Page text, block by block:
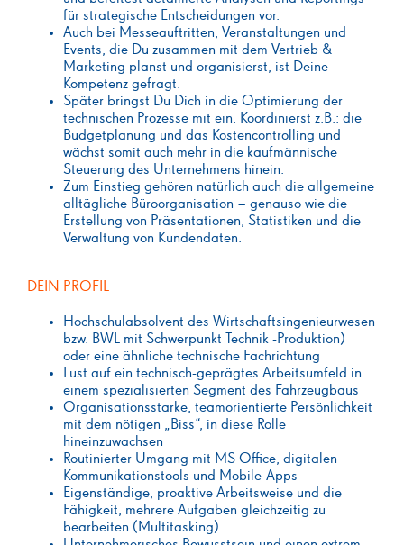
für strategische Entscheidungen vor.
Auch bei Messeauftritten, Veranstaltungen und
Events, die Du zusammen mit dem Vertrieb &
Marketing planst und organisierst, ist Deine
Kompetenz gefragt.
Später bringst Du Dich in die Optimierung der
technischen Prozesse mit ein. Koordinierst z.B.: die
Budgetplanung und das Kostencontrolling und
wächst somit auch mehr in die kaufmännische
Steuerung des Unternehmens hinein.
Zum Einstieg gehören natürlich auch die allgemeine
alltägliche Büroorganisation – genauso wie die
Erstellung von Präsentationen, Statistiken und die
Verwaltung von Kundendaten.
DEIN PROFIL
Hochschulabsolvent des Wirtschaftsingenieurwesen
bzw. BWL mit Schwerpunkt Technik -Produktion)
oder eine ähnliche technische Fachrichtung
Lust auf ein technisch-geprägtes Arbeitsumfeld in
einem spezialisierten Segment des Fahrzeugbaus
Organisationsstarke, teamorientierte Persönlichkeit
mit dem nötigen „Biss“, in diese Rolle
hineinzuwachsen
Routinierter Umgang mit MS Office, digitalen
Kommunikationstools und Mobile-Apps
Eigenständige, proaktive Arbeitsweise und die
Fähigkeit, mehrere Aufgaben gleichzeitig zu
bearbeiten (Multitasking)